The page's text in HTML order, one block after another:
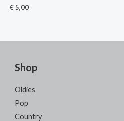
€5,00
Shop
Oldies
Pop
Country